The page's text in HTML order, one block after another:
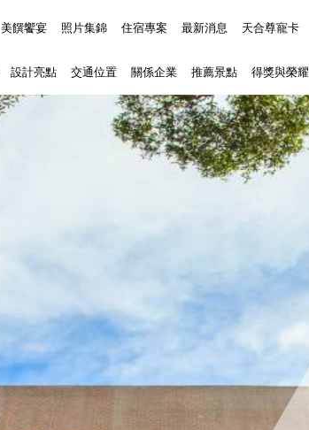
美饌饗宴 照片集錦 住宿專案 最新消息 天合尊寵卡
設計亮點 交通位置 關係企業 推薦景點 得獎與榮耀